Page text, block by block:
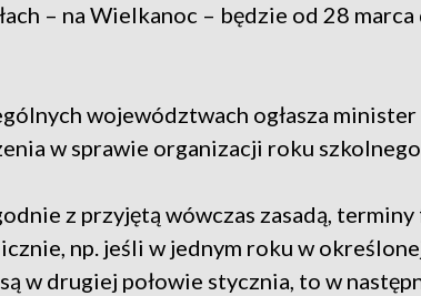
– na Wielkanoc – będzie od 28 marca
województwach ogłasza minister
w sprawie organizacji roku
z przyjętą wówczas zasadą,
np. jeśli w jednym roku w
w drugiej połowie stycznia, to w